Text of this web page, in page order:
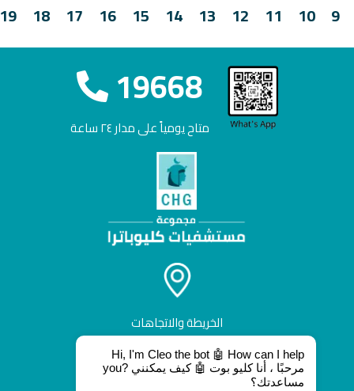
9
10
11
12
13
14
15
16
17
18
19668
متاح يومياً على مدار ٢٤ ساعة
الخريطة والاتجاهات
Hi, I'm Cleo the bot 🤖 How can I help
you? مرحبًا ، أنا كليو بوت 🤖 كيف يمكنني
مساعدتك؟